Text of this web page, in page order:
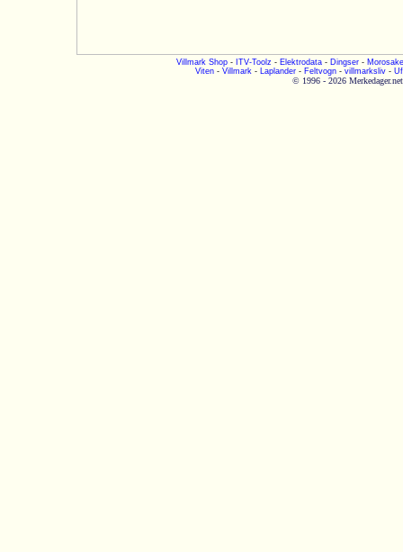
Villmark Shop- ITV-Toolz - Elektrodata- Dingser-
Viten - Villmark - Laplander - Feltvogn - villmarksliv -
© 1996 - 2026 Merkedager.net